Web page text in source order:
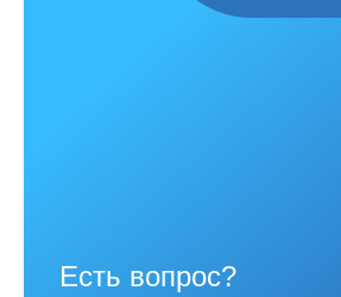
Есть вопрос?